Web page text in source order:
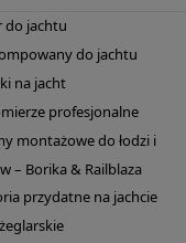
do jachtu
do jachtu
na jacht
profesjonalne
montażowe do łodzi i
– Borika & Railblaza
przydatne na jachcie